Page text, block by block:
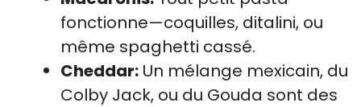
fonctionne—coquilles, ditalini, ou
même spaghetti cassé.
Cheddar: Un mélange mexicain, du
Colby Jack, ou du Gouda sont des